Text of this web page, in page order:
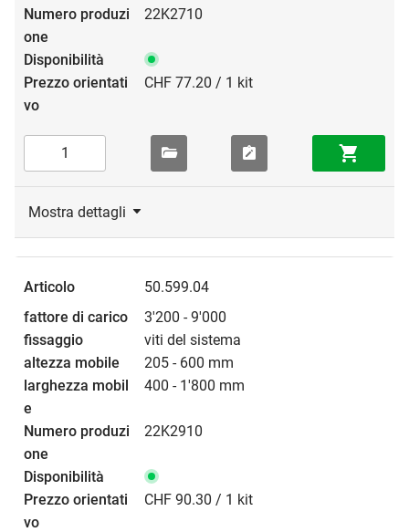
22K2710
CHF 77.20 / 1 kit
Mostra dettagli
50.599.04
3'200 - 9'000
viti del sistema
205 - 600 mm
400 - 1'800 mm
22K2910
CHF 90.30 / 1 kit